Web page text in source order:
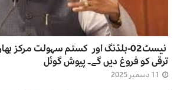
نیسٹ02-بلڈنگ اور کسٹم سہولت مرکز
ترقی کو فروغ دیں گے۔ پیوش گوئل